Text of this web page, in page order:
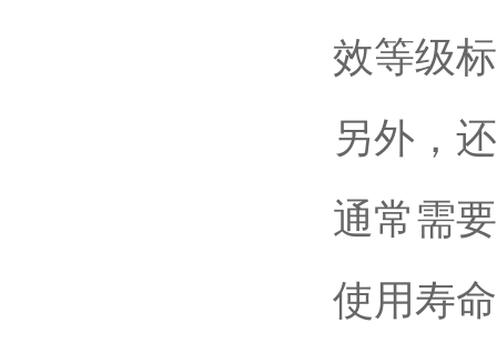
效等级
另外，
通常需
使用寿